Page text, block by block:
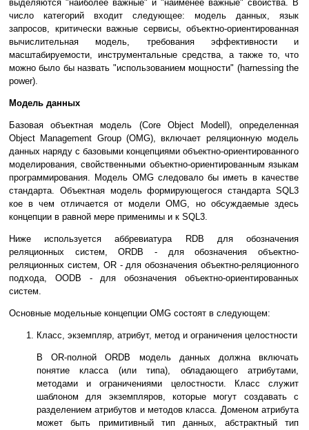
выделяются "наиболее важные" и "наименее важные" свойства. В
число категорий входит следующее: модель данных, язык
запросов, критически важные сервисы, объектно-ориентированная
вычислительная модель, требования эффективности и
масштабируемости, инструментальные средства, а также то, что
можно было бы назвать "использованием мощности" (harnessing the
power).
Модель данных
Базовая объектная модель (Core Object Modell), определенная
Object Management Group (OMG), включает реляционную модель
данных наряду с базовыми концепциями объектно-ориентированного
моделирования, свойственными объектно-ориентированным языкам
программирования. Модель OMG следовало бы иметь в качестве
стандарта. Объектная модель формирующегося стандарта SQL3
кое в чем отличается от модели OMG, но обсуждаемые здесь
концепции в равной мере применимы и к SQL3.
Ниже используется аббревиатура RDB для обозначения
реляционных систем, ORDB - для обозначения объектно-
реляционных систем, OR - для обозначения объектно-реляционного
подхода, OODB - для обозначения объектно-ориентированных
систем.
Основные модельные концепции OMG состоят в следующем:
Класс, экземпляр, атрибут, метод и ограничения целостности
В OR-полной ORDB модель данных должна включать
понятие класса (или типа), обладающего атрибутами,
методами и ограничениями целостности. Класс служит
шаблоном для экземпляров, которые могут создавать с
разделением атрибутов и методов класса. Доменом атрибута
может быть примитивный тип данных, абстрактный тип